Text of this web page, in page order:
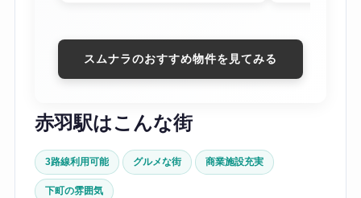
スムナラのおすすめ物件を見てみる
赤羽駅はこんな街
3路線利用可能 グルメな街 商業施設充実
下町の雰囲気